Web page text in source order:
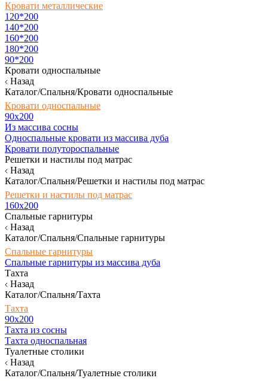
Кровати металлические
120*200
140*200
160*200
180*200
90*200
Кровати односпальные
Назад
Каталог/Спальня/Кровати односпальные
Кровати односпальные
90х200
Из массива сосны
Односпальные кровати из массива дуба
Кровати полутороспальные
Решетки и настилы под матрас
Назад
Каталог/Спальня/Решетки и настилы под матрас
Решетки и настилы под матрас
160х200
Спальные гарнитуры
Назад
Каталог/Спальня/Спальные гарнитуры
Спальные гарнитуры
Спальные гарнитуры из массива дуба
Тахта
Назад
Каталог/Спальня/Тахта
Тахта
90х200
Тахта из сосны
Тахта односпальная
Туалетные столики
Назад
Каталог/Спальня/Туалетные столики